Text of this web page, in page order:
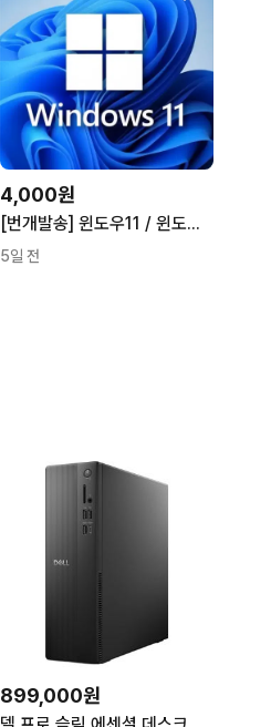
4,000원
[번개발송] 윈도우11 / 윈도우10 프로 홈 정품키 오피스2021
5일 전
899,000원